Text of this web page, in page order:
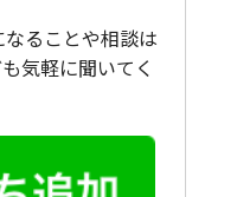
ることや相談は
気軽に聞いてく